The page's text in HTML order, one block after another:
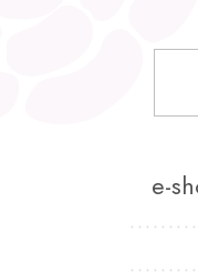
e-